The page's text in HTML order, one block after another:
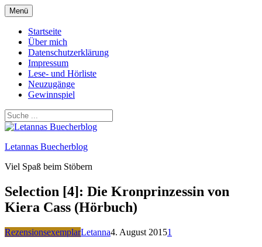
Zum
Inhalt
springen
Menü
Startseite
Über mich
Datenschutzerklärung
Impressum
Lese- und Hörliste
Neuzugänge
Gewinnspiel
Letannas Buecherblog
Viel Spaß beim Stöbern
Selection [4]: Die Kronprinzessin von
Kiera Cass (Hörbuch)
RezensionsexemplarLetanna4. August 20151